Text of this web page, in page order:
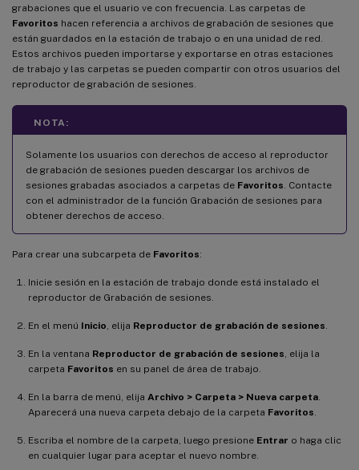
grabaciones que el usuario ve con frecuencia. Las carpetas de
Favoritos hacen referencia a archivos de grabación de sesiones que
están guardados en la estación de trabajo o en una unidad de red.
Estos archivos pueden importarse y exportarse en otras estaciones
de trabajo y las carpetas se pueden compartir con otros usuarios del
reproductor de grabación de sesiones.
NOTA:
Solamente los usuarios con derechos de acceso al reproductor
de grabación de sesiones pueden descargar los archivos de
sesiones grabadas asociados a carpetas de Favoritos. Contacte
con el administrador de la función Grabación de sesiones para
obtener derechos de acceso.
Para crear una subcarpeta de Favoritos:
Inicie sesión en la estación de trabajo donde está instalado el
reproductor de Grabación de sesiones.
En el menú Inicio, elija Reproductor de grabación de sesiones.
En la ventana Reproductor de grabación de sesiones, elija la
carpeta Favoritos en su panel de área de trabajo.
En la barra de menú, elija Archivo > Carpeta > Nueva carpeta.
Aparecerá una nueva carpeta debajo de la carpeta Favoritos.
Escriba el nombre de la carpeta, luego presione Entrar o haga clic
en cualquier lugar para aceptar el nuevo nombre.